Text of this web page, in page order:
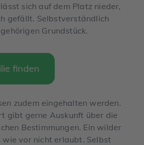
sich auf dem Platz nieder,
gefällt. Selbstverständlich
Grundstück.
finden
zudem eingehalten werden.
gibt gerne Auskunft über die
Bestimmungen. Ein wilder
wie vor nicht erlaubt. Selbst